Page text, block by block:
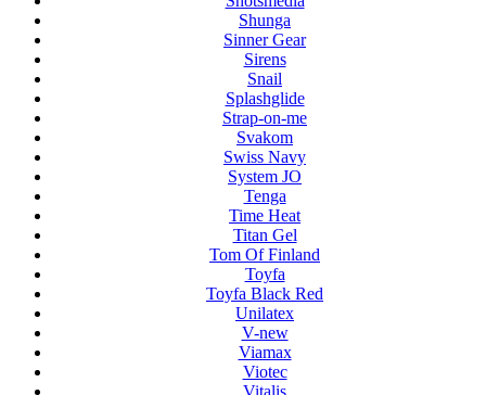
Shunga
Sinner Gear
Sirens
Snail
Splashglide
Strap-on-me
Svakom
Swiss Navy
System JO
Tenga
Time Heat
Titan Gel
Tom Of Finland
Toyfa
Toyfa Black Red
Unilatex
V-new
Viamax
Viotec
Vitalis